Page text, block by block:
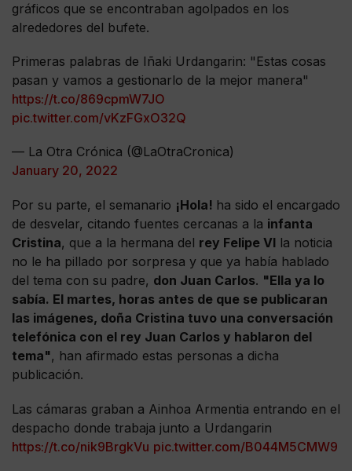
gráficos que se encontraban agolpados en los
alrededores del bufete.
Primeras palabras de Iñaki Urdangarin: "Estas cosas
pasan y vamos a gestionarlo de la mejor manera"
https://t.co/869cpmW7JO
pic.twitter.com/vKzFGxO32Q
— La Otra Crónica (@LaOtraCronica)
January 20, 2022
Por su parte, el semanario ¡Hola! ha sido el encargado
de desvelar, citando fuentes cercanas a la infanta
Cristina, que a la hermana del rey Felipe VI la noticia
no le ha pillado por sorpresa y que ya había hablado
del tema con su padre, don Juan Carlos. "Ella ya lo
sabía. El martes, horas antes de que se publicaran
las imágenes, doña Cristina tuvo una conversación
telefónica con el rey Juan Carlos y hablaron del
tema", han afirmado estas personas a dicha
publicación.
Las cámaras graban a Ainhoa Armentia entrando en el
despacho donde trabaja junto a Urdangarin
https://t.co/nik9BrgkVu pic.twitter.com/B044M5CMW9